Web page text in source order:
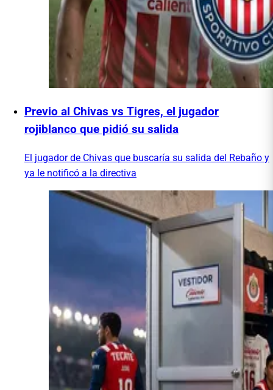
Previo al Chivas vs Tigres, el jugador
rojiblanco que pidió su salida
El jugador de Chivas que buscaría su salida del Rebaño y
ya le notificó a la directiva